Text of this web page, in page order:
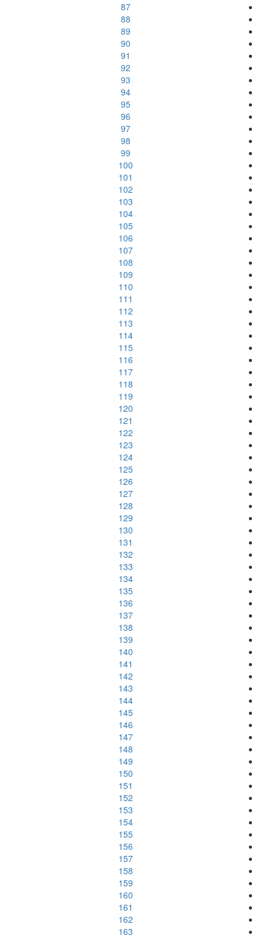
87
88
89
90
91
92
93
94
95
96
97
98
99
100
101
102
103
104
105
106
107
108
109
110
111
112
113
114
115
116
117
118
119
120
121
122
123
124
125
126
127
128
129
130
131
132
133
134
135
136
137
138
139
140
141
142
143
144
145
146
147
148
149
150
151
152
153
154
155
156
157
158
159
160
161
162
163